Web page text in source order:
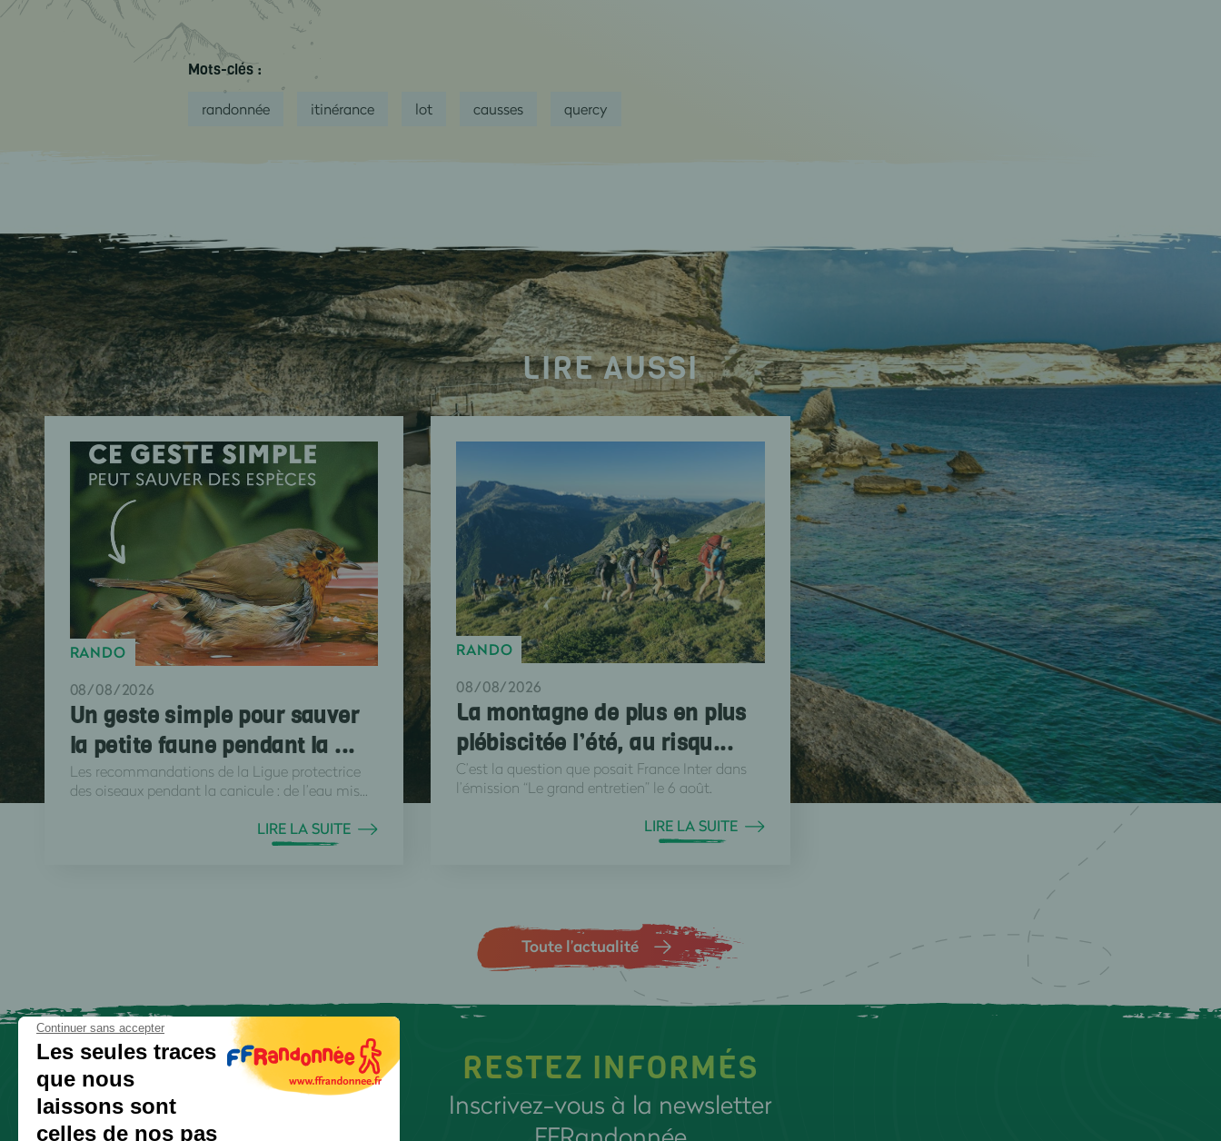
Mots-clés :
randonnée itinérance lot causses quercy
LIRE AUSSI
RANDO
08/08/2026
Un geste simple pour sauver
la petite faune pendant la ...
Les recommandations de la Ligue protectrice
des oiseaux pendant la canicule : de l’eau mis...
LIRE LA SUITE
RANDO
08/08/2026
La montagne de plus en plus
plébiscitée l’été, au risqu...
C’est la question que posait France Inter dans
l’émission “Le grand entretien” le 6 août.
LIRE LA SUITE
Toute l’actualité
RESTEZ INFORMÉS
Inscrivez-vous à la newsletter
Continuer sans accepter
Les seules traces
que nous
laissons sont
celles de nos pas